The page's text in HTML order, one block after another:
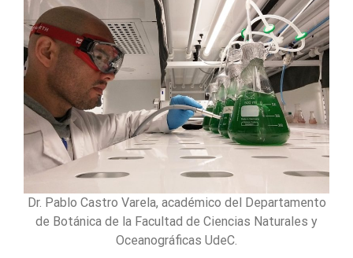
Dr. Pablo Castro Varela, académico del Departamento
de Botánica de la Facultad de Ciencias Naturales y
Oceanográficas UdeC.